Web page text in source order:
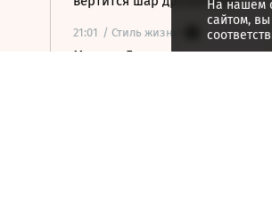
21:01 / Стиль жизни
Марина Брусникина:
На нашем
сайтом,